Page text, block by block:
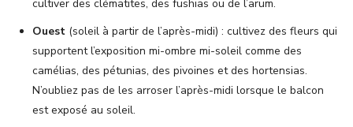
cultiver des clématites, des fushias ou de l’arum.
Ouest (soleil à partir de l’après-midi) : cultivez des fleurs qui
supportent l’exposition mi-ombre mi-soleil comme des
camélias, des pétunias, des pivoines et des hortensias.
N’oubliez pas de les arroser l’après-midi lorsque le balcon
est exposé au soleil.